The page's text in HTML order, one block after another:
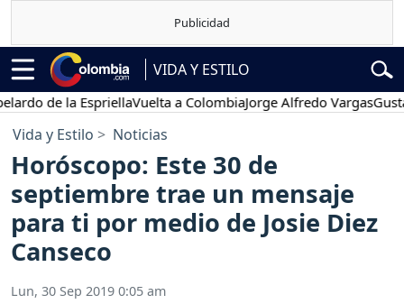
VIDA Y ESTILO
de la EspriellaVuelta a ColombiaJorge Alfredo VargasGustavo
Vida y Estilo Noticias
Horóscopo: Este 30 de
septiembre trae un mensaje
para ti por medio de Josie Diez
Canseco
Lun, 30 Sep 2019 0:05 am